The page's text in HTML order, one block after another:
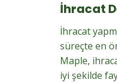
İhracat
İhracat
süreçte en
Maple,
iyi şekilde